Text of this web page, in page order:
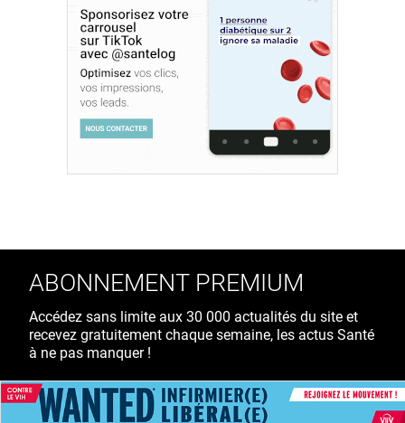
ABONNEMENT PREMIUM
Accédez sans limite aux 30 000 actualités du site et
recevez gratuitement chaque semaine, les actus Santé
à ne pas manquer !
39€ TTC